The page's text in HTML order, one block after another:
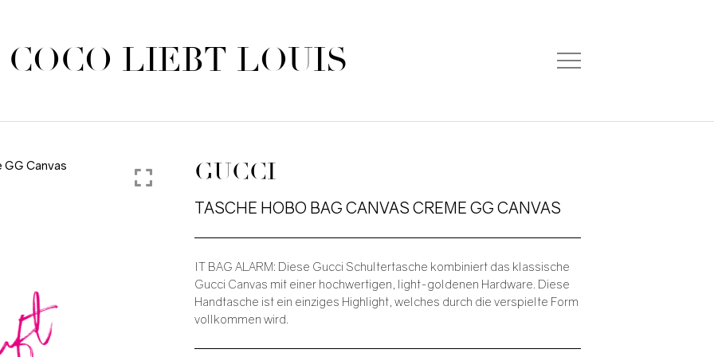
COCO LIEBT LOUIS
GUCCI
TASCHE HOBO BAG CANVAS CREME GG CANVAS
IT BAG ALARM: Diese Gucci Schultertasche kombiniert das klassische
Gucci Canvas mit einer hochwertigen, light-goldenen Hardware. Diese
Handtasche ist ein einziges Highlight, welches durch die verspielte Form
vollkommen wird.